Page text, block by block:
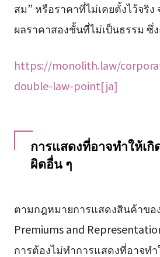
สม” หรือราคาที่ไม่เคยตั้งไว้จริง
ผลราคาสองชั้นที่ไม่เป็นธรรม ซึ่
https://monolith.law/
double-law-point[ja]
การแสดงที่อาจทำให้เกิ
ผิดอื่น ๆ
ตามกฎหมายการแสดงสินค้าขอ
Premiums and
การต้องไม่ทำการแสดงที่อาจทำ